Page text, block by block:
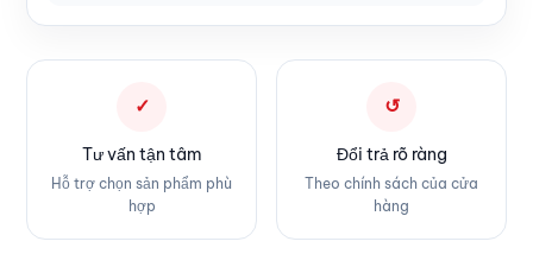
✓
Tư vấn tận tâm
Hỗ trợ chọn sản phẩm phù
hợp
↺
Đổi trả rõ ràng
Theo chính sách của cửa
hàng